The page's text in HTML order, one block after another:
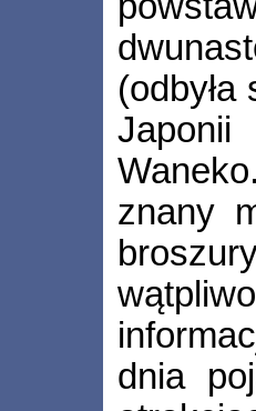
znany
dnia